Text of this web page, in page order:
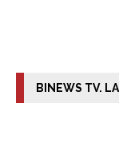
BINEWS TV.